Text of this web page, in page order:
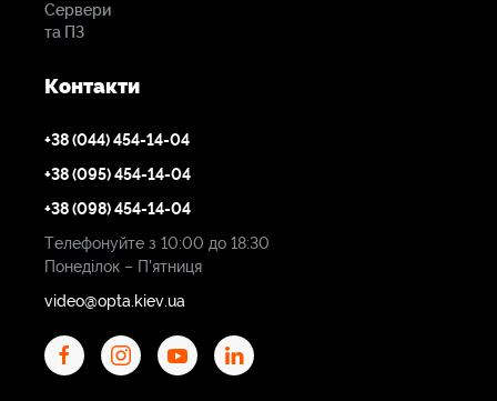
Сервери
та ПЗ
Контакти
+38 (044) 454-14-04
+38 (095) 454-14-04
+38 (098) 454-14-04
Телефонуйте з 10:00 до 18:30
Понеділок – П'ятниця
video@opta.kiev.ua